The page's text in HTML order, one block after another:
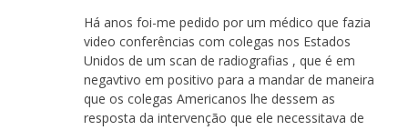
Há anos foi-me pedido por um médico que fazia
video conferências com colegas nos Estados
Unidos de um scan de radiografias , que é em
negavtivo em positivo para a mandar de maneira
que os colegas Americanos lhe dessem as
resposta da intervenção que ele necessitava de